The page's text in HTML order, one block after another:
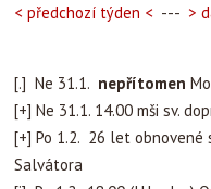
< předchozí týden < --- >
[.] Ne 31.1. nepřítomen
[+] Ne 31.1. 14.00 mši sv.
[+] Po 1.2. 26 let obnovené
Salvátora